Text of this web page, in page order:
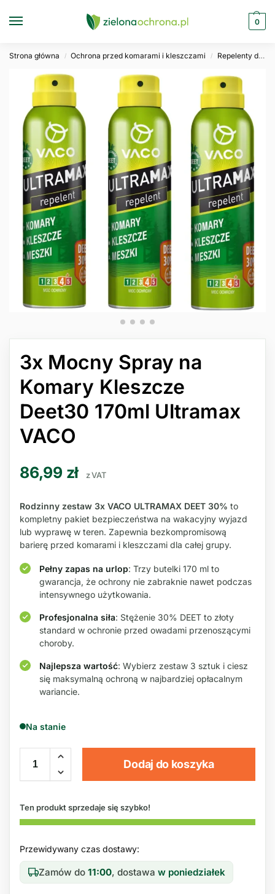
0
Strona główna / Ochrona przed komarami i kleszczami / Repelenty dla dorosłych
3x Mocny Spray na
Komary Kleszcze
Deet30 170ml Ultramax
VACO
86,99 zł z VAT
Rodzinny zestaw 3x VACO ULTRAMAX DEET 30% to
kompletny pakiet bezpieczeństwa na wakacyjny wyjazd
lub wyprawę w teren. Zapewnia bezkompromisową
barierę przed komarami i kleszczami dla całej grupy.
Pełny zapas na urlop: Trzy butelki 170 ml to
gwarancja, że ochrony nie zabraknie nawet podczas
intensywnego użytkowania.
Profesjonalna siła: Stężenie 30% DEET to złoty
standard w ochronie przed owadami przenoszącymi
choroby.
Najlepsza wartość: Wybierz zestaw 3 sztuk i ciesz
się maksymalną ochroną w najbardziej opłacalnym
wariancie.
Na stanie
Dodaj do koszyka
Ten produkt sprzedaje się szybko!
Przewidywany czas dostawy:
Zamów do 11:00, dostawa w poniedziałek